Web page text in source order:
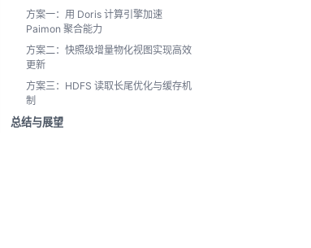
方案一：用 Doris 计算引擎加速
Paimon 聚合能力
方案二：快照级增量物化视图实现高效
更新
方案三：HDFS 读取长尾优化与缓存机
制
总结与展望